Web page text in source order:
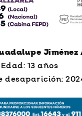
Jiménez
Edad: 13 años
desaparición: